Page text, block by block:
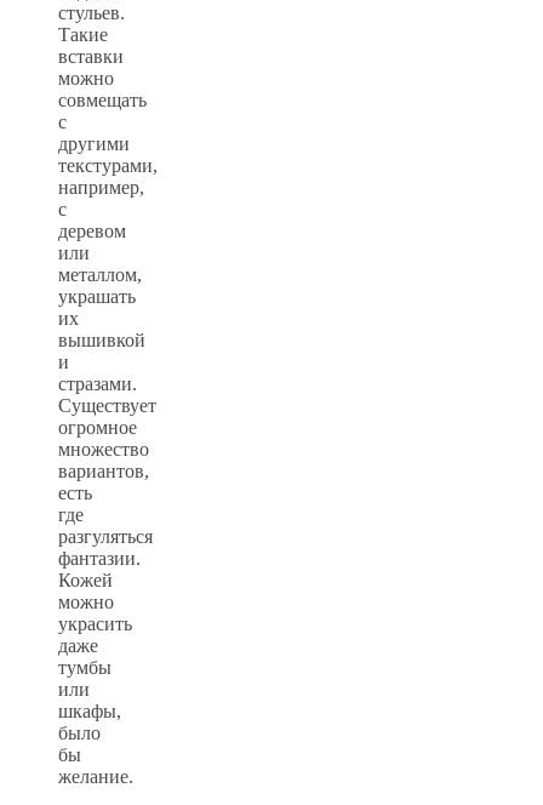
стульев.
Такие
вставки
можно
совмещать
с
другими
текстурами,
например,
с
деревом
или
металлом,
украшать
их
вышивкой
и
стразами.
Существует
огромное
множество
вариантов,
есть
где
разгуляться
фантазии.
Кожей
можно
украсить
даже
тумбы
или
шкафы,
было
бы
желание.